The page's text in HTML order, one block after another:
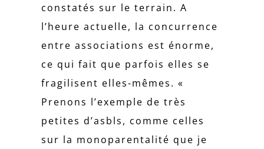
constatés sur le terrain. A
l’heure actuelle, la concurrence
entre associations est énorme,
ce qui fait que parfois elles se
fragilisent elles-mêmes. «
Prenons l’exemple de très
petites d’asbls, comme celles
sur la monoparentalité que je